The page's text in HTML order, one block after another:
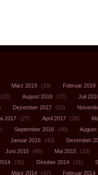
März 2019 (19) Februar 2019
(22) August 2018 (27)
Juli
Dezember 2017 (20)
2017 (27) April 2017 (26)
September 2016 (40)
August
Januar 2016 (42)
Dezember
Juni 2015 (45) Mai 2015
(23)
(30) Oktober 2014 (31)
März 2014 (47) Februar 2014